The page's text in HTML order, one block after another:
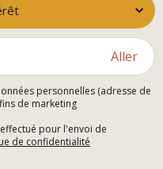
Aller
personnelles (adresse de
de marketing
pour l'envoi de
de confidentialité